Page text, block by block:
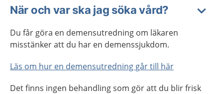
När och var ska jag söka vård?
Du får göra en demensutredning om läkaren
misstänker att du har en demenssjukdom.
Läs om hur en demensutredning går till här
Det finns ingen behandling som gör att du blir frisk